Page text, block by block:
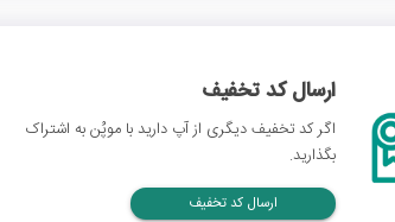
ارسال کد تخفیف
اگر کد تخفیف دیگری از آپ دارید با موپُن به اشتراک
بگذارید.
ارسال کد تخفیف